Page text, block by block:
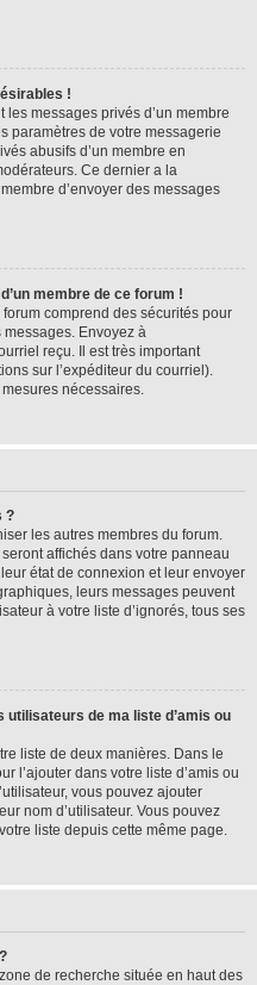
!
messages privés d’un membre
paramètres de votre messagerie
abusifs d’un membre en
Ce dernier a la
d’envoyer des messages
membre de ce forum !
comprend des sécurités pour
Envoyez à
reçu. Il est très important
sur l’expéditeur du courriel).
nécessaires.
?
les autres membres du forum.
affichés dans votre panneau
état de connexion et leur envoyer
leurs messages peuvent
à votre liste d’ignorés, tous ses
de ma liste d’amis ou
liste de deux manières. Dans le
l’ajouter dans votre liste d’amis ou
vous pouvez ajouter
nom d’utilisateur. Vous pouvez
liste depuis cette même page.
de recherche située en haut des